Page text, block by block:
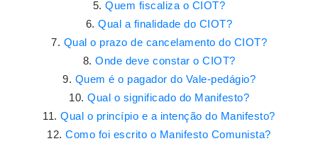
Quem fiscaliza o CIOT?
Qual a finalidade do CIOT?
Qual o prazo de cancelamento do CIOT?
Onde deve constar o CIOT?
Quem é o pagador do Vale-pedágio?
Qual o significado do Manifesto?
Qual o princípio e a intenção do Manifesto?
Como foi escrito o Manifesto Comunista?